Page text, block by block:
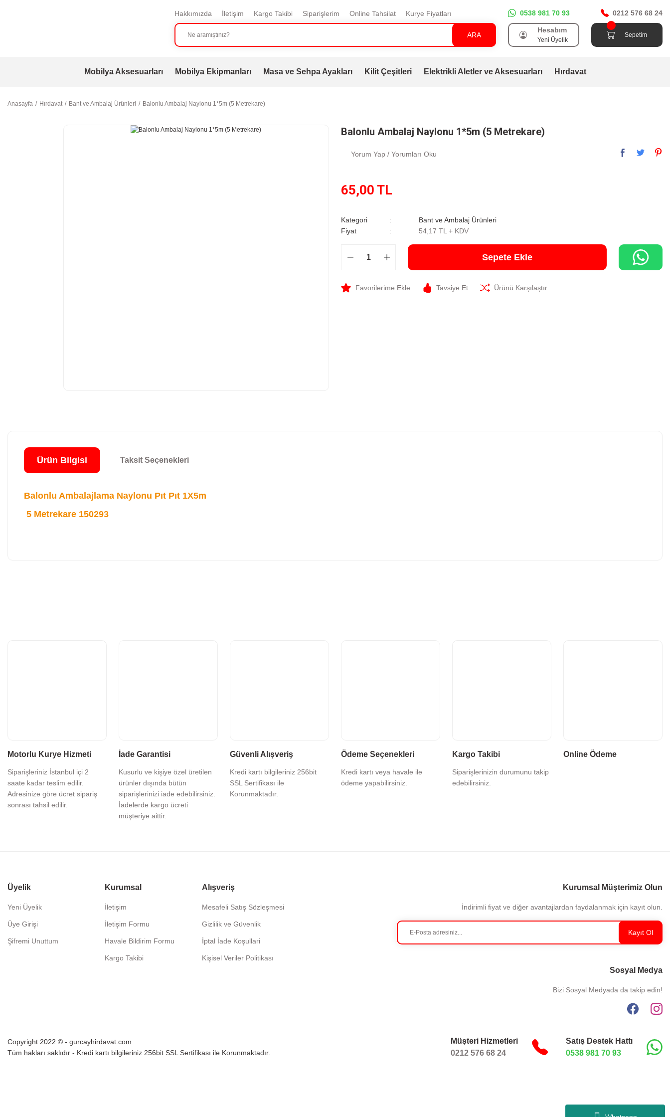
Hakkımızda İletişim Kargo Takibi Siparişlerim Online Tahsilat Kurye Fiyatları
ARA
0538 981 70 93 0212 576 68 24
Hesabım
Yeni Üyelik
Sepetim
Mobilya Aksesuarları Mobilya Ekipmanları Masa ve Sehpa Ayakları Kilit Çeşitleri Elektrikli Aletler ve Aksesuarları Hırdavat
Anasayfa Hırdavat Bant ve Ambalaj Ürünleri Balonlu Ambalaj Naylonu 1*5m (5 Metrekare)
Balonlu Ambalaj Naylonu 1*5m (5 Metrekare)
Yorum Yap / Yorumları Oku
65,00 TL
Kategori
Bant ve Ambalaj Ürünleri
Fiyat
54,17 TL + KDV
Sepete Ekle
Tavsiye Et Ürünü Karşılaştır
Ürün Bilgisi Taksit Seçenekleri
Balonlu Ambalajlama Naylonu Pıt Pıt 1X5m
5 Metrekare 150293
Motorlu Kurye Hizmeti
Siparişleriniz İstanbul içi 2
saate kadar teslim edilir.
Adresinize göre ücret sipariş
sonrası tahsil edilir.
İade Garantisi
Kusurlu ve kişiye özel üretilen
ürünler dışında bütün
siparişlerinizi iade edebilirsiniz.
İadelerde kargo ücreti
müşteriye aittir.
Güvenli Alışveriş
Kredi kartı bilgileriniz 256bit
SSL Sertifikası ile
Korunmaktadır.
Ödeme Seçenekleri
Kredi kartı veya havale ile
ödeme yapabilirsiniz.
Kargo Takibi
Siparişlerinizin durumunu takip
edebilirsiniz.
Online Ödeme
Üyelik
Yeni Üyelik
Üye Girişi
Şifremi Unuttum
Kurumsal
İletişim
İletişim Formu
Havale Bildirim Formu
Kargo Takibi
Alışveriş
Mesafeli Satış Sözleşmesi
Gizlilik ve Güvenlik
İptal İade Koşullari
Kişisel Veriler Politikası
Kurumsal Müşterimiz Olun
İndirimli fiyat ve diğer avantajlardan faydalanmak için kayıt olun.
Kayıt Ol
Sosyal Medya
Bizi Sosyal Medyada da takip edin!
Copyright 2022 © - gurcayhirdavat.com
Tüm hakları saklıdır - Kredi kartı bilgileriniz 256bit SSL Sertifikası ile Korunmaktadır.
Müşteri Hizmetleri
0212 576 68 24
Satış Destek Hattı
0538 981 70 93